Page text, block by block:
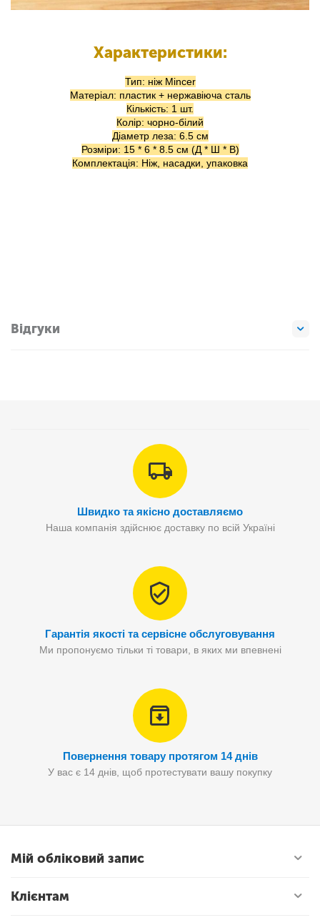
Характеристики:
Тип: ніж Mincer
Матеріал: пластик + нержавіюча сталь
Кількість: 1 шт.
Колір: чорно-білий
Діаметр леза: 6.5 см
Розміри: 15 * 6 * 8.5 см (Д * Ш * В)
Комплектація: Ніж, насадки, упаковка
Відгуки
Швидко та якісно доставляємо
Наша компанія здійснює доставку по всій Україні
Гарантія якості та сервісне обслуговування
Ми пропонуємо тільки ті товари, в яких ми впевнені
Повернення товару протягом 14 днів
У вас є 14 днів, щоб протестувати вашу покупку
Мій обліковий запис
Клієнтам